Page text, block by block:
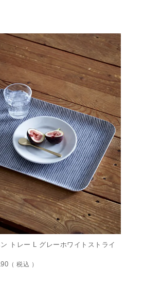
ン トレー L グレーホワイトストライ
税込